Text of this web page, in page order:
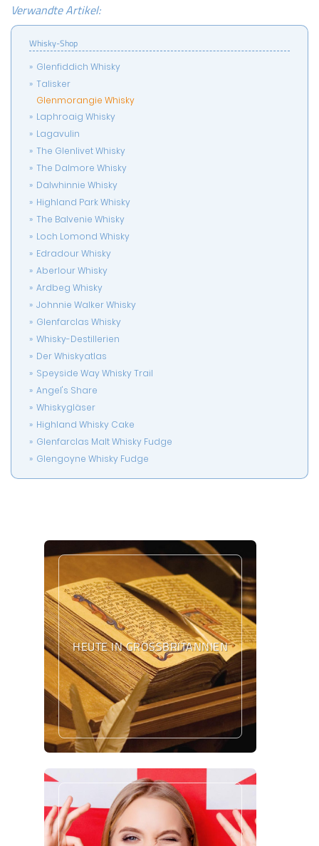
Verwandte Artikel:
Whisky-Shop
Glenfiddich Whisky
Talisker
Glenmorangie Whisky
Laphroaig Whisky
Lagavulin
The Glenlivet Whisky
The Dalmore Whisky
Dalwhinnie Whisky
Highland Park Whisky
The Balvenie Whisky
Loch Lomond Whisky
Edradour Whisky
Aberlour Whisky
Ardbeg Whisky
Johnnie Walker Whisky
Glenfarclas Whisky
Whisky-Destillerien
Der Whiskyatlas
Speyside Way Whisky Trail
Angel's Share
Whiskygläser
Highland Whisky Cake
Glenfarclas Malt Whisky Fudge
Glengoyne Whisky Fudge
HEUTE IN GROSSBRITANNIEN